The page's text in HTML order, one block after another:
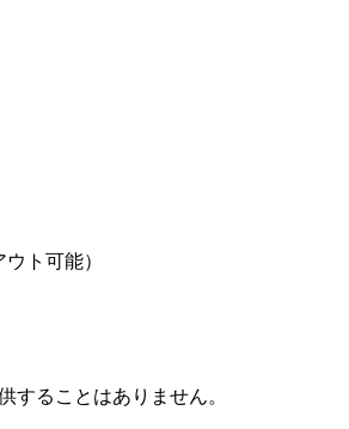
ト可能）
することはありません。